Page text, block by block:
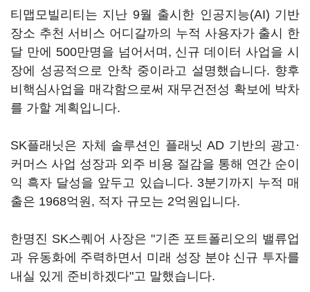
티맵모빌리티는 지난 9월 출시한 인공지능(AI) 기반
장소 추천 서비스 어디갈까의 누적 사용자가 출시 한
달 만에 500만명을 넘어서며, 신규 데이터 사업을 시
장에 성공적으로 안착 중이라고 설명했습니다. 향후
비핵심사업을 매각함으로써 재무건전성 확보에 박차
를 가할 계획입니다.
SK플래닛은 자체 솔루션인 플래닛 AD 기반의 광고·
커머스 사업 성장과 외주 비용 절감을 통해 연간 순이
익 흑자 달성을 앞두고 있습니다. 3분기까지 누적 매
출은 1968억원, 적자 규모는 2억원입니다.
한명진 SK스퀘어 사장은 "기존 포트폴리오의 밸류업
과 유동화에 주력하면서 미래 성장 분야 신규 투자를
내실 있게 준비하겠다"고 말했습니다.